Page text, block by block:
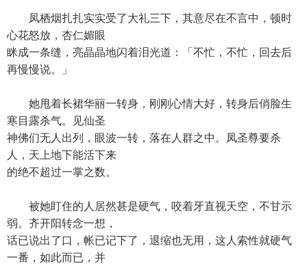
凤栖烟扎扎实实受了大礼三下，其意尽在不言中，顿时
心花怒放，杏仁媚眼
眯成一条缝，亮晶晶地闪着泪光道：「不忙，不忙，回去后
再慢慢说。」
她甩着长裙华丽一转身，刚刚心情大好，转身后俏脸生
寒目露杀气。见仙圣
神佛们无人出列，眼波一转，落在人群之中。凤圣尊要杀
人，天上地下能活下来
的绝不超过一掌之数。
被她盯住的人居然甚是硬气，咬着牙直视天空，不甘示
弱。齐开阳转念一想，
话已说出了口，帐已记下了，退缩也无用，这人索性就硬气
一番，如此而已，并